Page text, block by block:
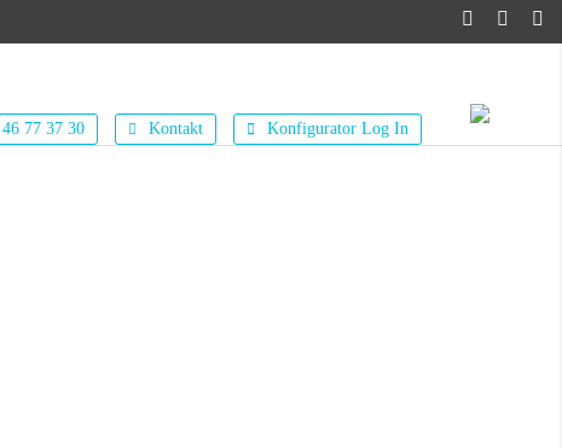
77 37 30 Kontakt Konfigurator Log In